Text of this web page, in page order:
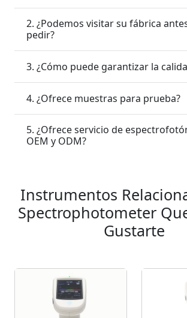
2. ¿Podemos visitar su fábrica antes de
pedir?
3. ¿Cómo puede garantizar la
4. ¿Ofrece muestras para prueba?
5. ¿Ofrece servicio de espectrofotómetro
OEM y ODM?
Instrumentos
Spectrophotometer
Gustarte